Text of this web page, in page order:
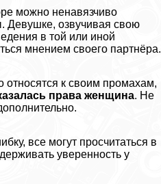
можно ненавязчиво
Дeвyшке, озвучивая свою
в той или иной
мнением своего партнёра.
к своим промахам,
права женщина. Не
все могут просчитаться в
уверенность у